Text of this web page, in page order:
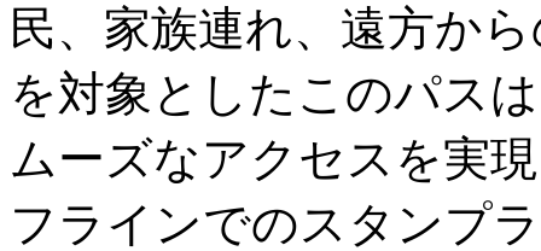
民、家族連れ、遠方か
を対象としたこのパス
ムーズなアクセスを実
フラインでのスタンプ